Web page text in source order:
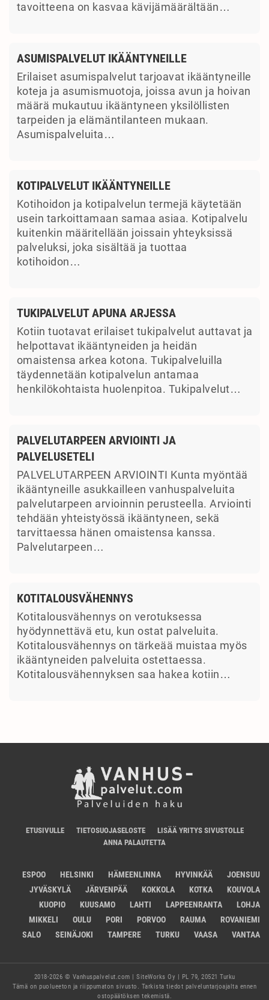
tavoitteena on kasvaa kävijämäärältään…
ASUMISPALVELUT IKÄÄNTYNEILLE
Erilaiset asumispalvelut tarjoavat ikääntyneille
koteja ja asumismuotoja, joissa avun ja hoivan
määrä mukautuu ikääntyneen yksilöllisten
tarpeiden ja elämäntilanteen mukaan.
Asumispalveluita…
KOTIPALVELUT IKÄÄNTYNEILLE
Kotihoidon ja kotipalvelun termejä käytetään
usein tarkoittamaan samaa asiaa. Kotipalvelu
kuitenkin määritellään joissain yhteyksissä
palveluksi, joka sisältää ja tuottaa
kotihoidon…
TUKIPALVELUT APUNA ARJESSA
Kotiin tuotavat erilaiset tukipalvelut auttavat ja
helpottavat ikääntyneiden ja heidän
omaistensa arkea kotona. Tukipalveluilla
täydennetään kotipalvelun antamaa
henkilökohtaista huolenpitoa. Tukipalvelut…
PALVELUTARPEEN ARVIOINTI JA
PALVELUSETELI
PALVELUTARPEEN ARVIOINTI Kunta myöntää
ikääntyneille asukkailleen vanhuspalveluita
palvelutarpeen arvioinnin perusteella. Arviointi
tehdään yhteistyössä ikääntyneen, sekä
tarvittaessa hänen omaistensa kanssa.
Palvelutarpeen…
KOTITALOUSVÄHENNYS
Kotitalousvähennys on verotuksessa
hyödynnettävä etu, kun ostat palveluita.
Kotitalousvähennys on tärkeää muistaa myös
ikääntyneiden palveluita ostettaessa.
Kotitalousvähennyksen saa hakea kotiin…
ETUSIVULLE TIETOSUOJASELOSTE
LISÄÄ YRITYS SIVUSTOLLE
ANNA PALAUTETTA
ESPOO HELSINKI HÄMEENLINNA HYVINKÄÄ
JOENSUU
JYVÄSKYLÄ
JÄRVENPÄÄ KOKKOLA KOTKA
KOUVOLA
KUOPIO
KUUSAMO LAHTI LAPPEENRANTA
LOHJA
MIKKELI
OULU PORI PORVOO RAUMA
ROVANIEMI
SALO
SEINÄJOKI TAMPERE TURKU VAASA VANTAA
2018-2026 © Vanhuspalvelut.com | SiteWorks Oy | PL 79, 20521 Turku
Tämä on puolueeton ja riippumaton sivusto. Tarkista tiedot palveluntarjoajalta ennen
ostopäätöksen tekemistä.